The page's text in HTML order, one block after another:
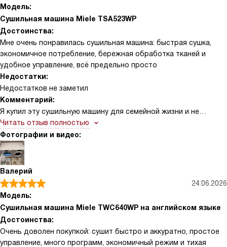
Модель:
Сушильная машина Miele TSA523WP
Достоинства:
Мне очень понравилась сушильная машина: быстрая сушка,
экономичное потребление, бережная обработка тканей и
удобное управление, всё предельно просто
Недостатки:
Недостатков не заметил
Комментарий:
Я купил эту сушильную машину для семейной жизни и не
пожалел. Сначала меня привлек компактный дизайн и понятная
панель управления. После нескольких недель использования
отмечаю экономичное потребление энергии и гибкие
программы: от интенсивной быстрой сушки до щадящей
обработки деликатных тканей. Сенсор определяет влажность
и автоматически подбирает время, что избавляет меня от
догадок и экономит электричество. Очень нравится функция
отложенного старта — ставлю стирку ночью, а сушилка
работает к нужному часу. Внутренний фильтр и контейнер для
воды легко чистить, накопления минимальны. Машина почти не
шумит, это важно для квартиры.
Читать отзыв полностью
Фотографии и видео:
Валерий
24.06.2026
Модель:
Сушильная машина Miele TWC640WP на английском языке
Достоинства:
Очень доволен покупкой: сушит быстро и аккуратно, простое
управление, много программ, экономичный режим и тихая